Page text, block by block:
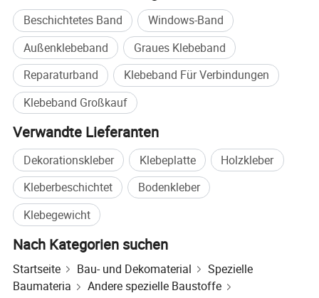
Beschichtetes Band
Windows-Band
Außenklebeband
Graues Klebeband
Reparaturband
Klebeband Für Verbindungen
Klebeband Großkauf
Verwandte Lieferanten
Dekorationskleber Klebeplatte
Holzkleber
Kleberbeschichtet
Bodenkleber
Klebegewicht
Nach Kategorien suchen
Startseite Bau- und Dekomaterial
Spezielle
Baumateria
Andere spezielle Baustoffe